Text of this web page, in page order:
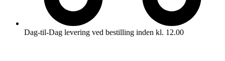
Dag-til-Dag levering ved bestilling inden kl. 12.00